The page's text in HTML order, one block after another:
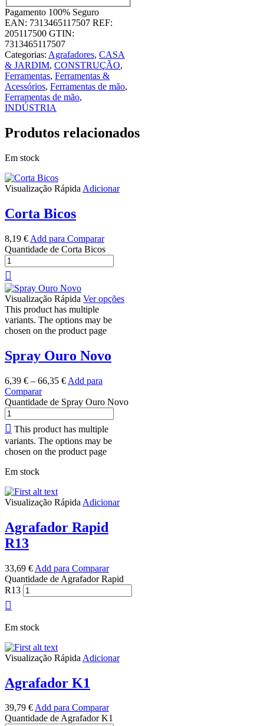
Pagamento 100% Seguro
EAN: 7313465117507 REF:
205117500 GTIN:
7313465117507
Categorias: Agrafadores, CASA
& JARDIM, CONSTRUÇÃO,
Ferramentas, Ferramentas &
Acessórios, Ferramentas de mão,
Ferramentas de mão,
INDÚSTRIA
Produtos relacionados
Em stock
Visualização Rápida Adicionar
Corta Bicos
8,19 € Add para Comparar
Quantidade de Corta Bicos
Visualização Rápida Ver opções
This product has multiple
variants. The options may be
chosen on the product page
Spray Ouro Novo
6,39 € – 66,35 € Add para
Comparar
Quantidade de Spray Ouro Novo
This product has multiple
variants. The options may be
chosen on the product page
Em stock
Visualização Rápida Adicionar
Agrafador Rapid
R13
33,69 € Add para Comparar
Quantidade de Agrafador Rapid
R13
Em stock
Visualização Rápida Adicionar
Agrafador K1
39,79 €Add para Comparar
Quantidade de Agrafador K1